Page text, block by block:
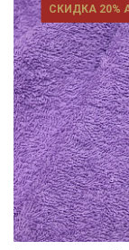
СКИДКА 20%